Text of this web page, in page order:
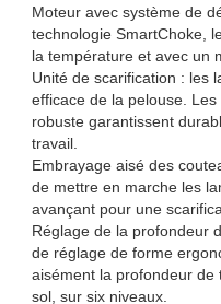
Moteur avec système de
technologie SmartChoke,
la température et avec un
Unité de scarification : les
efficace de la pelouse.
robuste garantissent
travail.
Embrayage aisé des
de mettre en marche les
avançant pour une
Réglage de la profondeur
de réglage de forme
aisément la profondeur de
sol, sur six niveaux.